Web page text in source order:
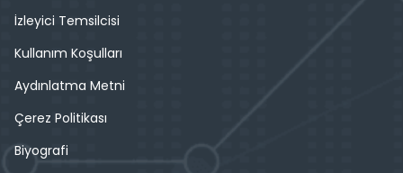
İzleyici Temsilcisi
Kullanım Koşulları
Aydınlatma Metni
Çerez Politikası
Biyografi